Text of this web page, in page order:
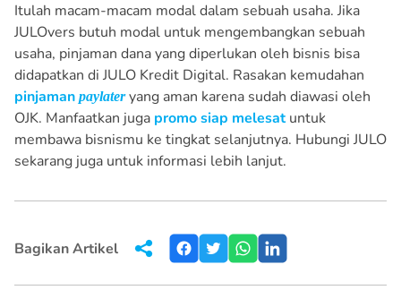
Itulah macam-macam modal dalam sebuah usaha. Jika
JULOvers butuh modal untuk mengembangkan sebuah
usaha, pinjaman dana yang diperlukan oleh bisnis bisa
didapatkan di JULO Kredit Digital. Rasakan kemudahan
pinjaman paylateryang aman karena sudah diawasi oleh
OJK. Manfaatkan juga promo siap melesatuntuk
membawa bisnismu ke tingkat selanjutnya. Hubungi JULO
sekarang juga untuk informasi lebih lanjut.
Bagikan Artikel